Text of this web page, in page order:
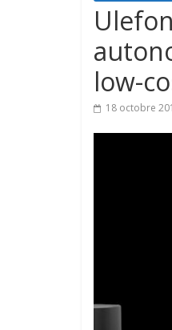
low-
18 octobre